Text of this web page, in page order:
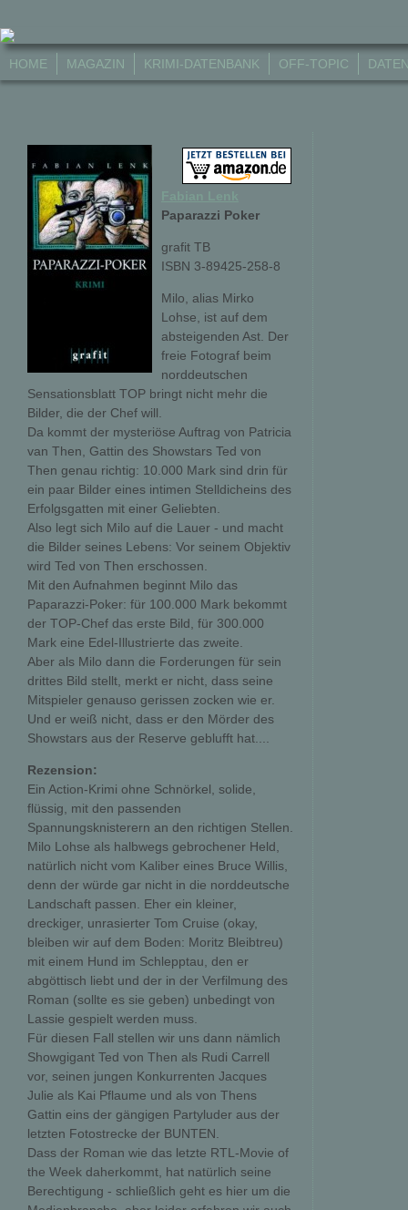
HOME MAGAZIN KRIMI-DATENBANK OFF-TOPIC
Paparazzi Poker
grafit TB
ISBN 3-89425-258-8
Milo, alias Mirko
Lohse, ist auf dem
absteigenden Ast. Der
freie Fotograf beim
norddeutschen
Sensationsblatt TOP bringt nicht mehr die
Bilder, die der Chef will.
Da kommt der mysteriöse Auftrag von Patricia
van Then, Gattin des Showstars Ted von
Then genau richtig: 10.000 Mark sind drin für
ein paar Bilder eines intimen Stelldicheins des
Erfolgsgatten mit einer Geliebten.
Also legt sich Milo auf die Lauer - und macht
die Bilder seines Lebens: Vor seinem Objektiv
wird Ted von Then erschossen.
Mit den Aufnahmen beginnt Milo das
Paparazzi-Poker: für 100.000 Mark bekommt
der TOP-Chef das erste Bild, für 300.000
Mark eine Edel-Illustrierte das zweite.
Aber als Milo dann die Forderungen für sein
drittes Bild stellt, merkt er nicht, dass seine
Mitspieler genauso gerissen zocken wie er.
Und er weiß nicht, dass er den Mörder des
Showstars aus der Reserve geblufft hat....
Rezension:
Ein Action-Krimi ohne Schnörkel, solide,
flüssig, mit den passenden
Spannungsknisterern an den richtigen Stellen.
Milo Lohse als halbwegs gebrochener Held,
natürlich nicht vom Kaliber eines Bruce Willis,
denn der würde gar nicht in die norddeutsche
Landschaft passen. Eher ein kleiner,
dreckiger, unrasierter Tom Cruise (okay,
bleiben wir auf dem Boden: Moritz Bleibtreu)
mit einem Hund im Schlepptau, den er
abgöttisch liebt und der in der Verfilmung des
Roman (sollte es sie geben) unbedingt von
Lassie gespielt werden muss.
Für diesen Fall stellen wir uns dann nämlich
Showgigant Ted von Then als Rudi Carrell
vor, seinen jungen Konkurrenten Jacques
Julie als Kai Pflaume und als von Thens
Gattin eins der gängigen Partyluder aus der
letzten Fotostrecke der BUNTEN.
Dass der Roman wie das letzte RTL-Movie of
the Week daherkommt, hat natürlich seine
Berechtigung - schließlich geht es hier um die